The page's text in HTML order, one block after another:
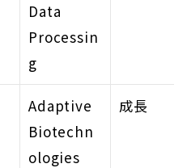
Data
Processin
g
Adaptive
Biotechn
ologies
成長